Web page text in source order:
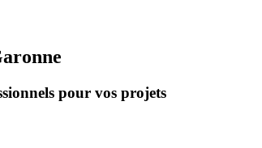
pour vos projets